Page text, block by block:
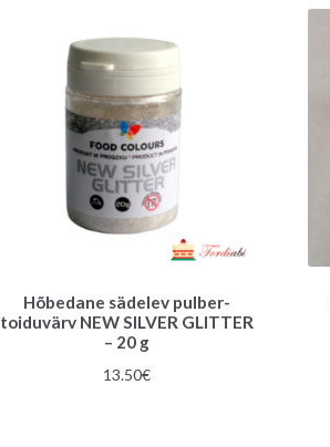
Hõbedane sädelev pulber-
toiduvärv NEW SILVER GLITTER
– 20 g
13.50€